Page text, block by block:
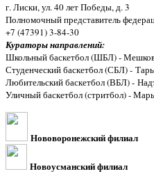
г. Лиски, ул. 40 лет Победы, д. 3
Полномочный представитель
+7 (47391) 3-84-30
Кураторы направлений:
Школьный баскетбол (ШБЛ) -
Студенческий баскетбол (СБЛ) -
Любительский баскетбол (ВБЛ) -
Уличный баскетбол (стритбол) -
Нововоронежский филиал
Новоусманский филиал